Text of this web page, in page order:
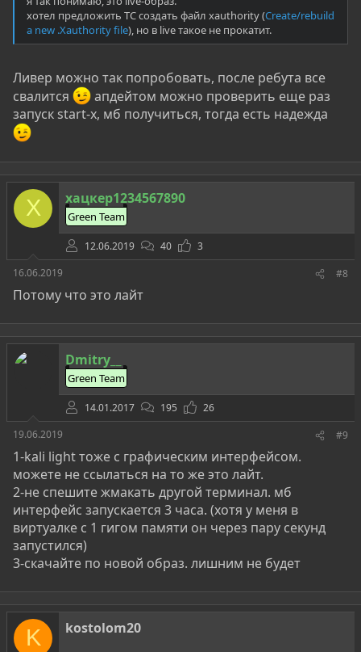
хотел предложить ТС создать файл xauthority (Create/rebuild
a new .Xauthority file), но в live такое не прокатит.
Ливер можно так попробовать, после ребута все
свалится
апдейтом можно проверить еще раз
запуск start-x, мб получиться, тогда есть надежда
Х хацкер1234567890
Green Team
12.06.2019 40
3
16.06.2019
#8
Потому что это лайт
Dmitry__
Green Team
14.01.2017 195
26
19.06.2019
#9
1-kali light тоже с графическим интерфейсом.
можете не ссылаться на то же это лайт.
2-не спешите жмакать другой терминал. мб
интерфейс запускается 3 часа. (хотя у меня в
виртуалке с 1 гигом памяти он через пару секунд
запустился)
3-скачайте по новой образ. лишним не будет
K kostolom20